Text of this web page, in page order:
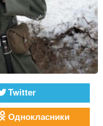
Twitter
Однокласники